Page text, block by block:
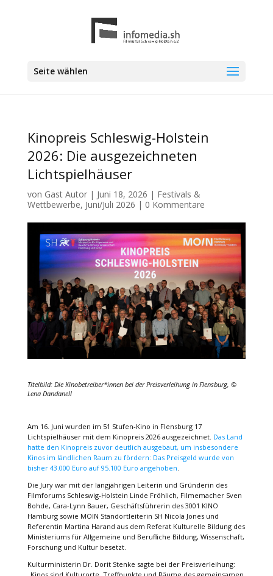
Seite wählen
Kinopreis Schleswig-Holstein
2026: Die ausgezeichneten
Lichtspielhäuser
von Gast Autor| Juni 18, 2026 | Festivals &
Wettbewerbe, Juni/Juli 2026 | 0 Kommentare
Titelbild: Die Kinobetreiber*innen bei der Preisverleihung in Flensburg, ©
Lena Dandanell
Am 16. Juni wurden im 51 Stufen-Kino in Flensburg 17
Lichtspielhäuser mit dem Kinopreis 2026 ausgezeichnet. Das Land
hatte den Kinopreis zuvor deutlich ausgebaut, um insbesondere
Kinos im ländlichen Raum zu fördern: Das Preisgeld wurde von
bisher 43.000 Euro auf 95.100 Euro angehoben
Die Jury war mit der langjährigen Leiterin und Gründerin des
Filmforums Schleswig-Holstein Linde Fröhlich, Filmemacher Sven
Bohde, Cara-Lynn Bauer, Geschäftsführerin des 3001 KINO
Hamburg sowie MOIN Standortleiterin SH Nicola Jones und
Referentin Martina Harand aus dem Referat Kulturelle Bildung des
Ministeriums für Allgemeine und Berufliche Bildung, Wissenschaft,
Forschung und Kultur besetzt.
Kulturministerin Dr. Dorit Stenke sagte bei der Preisverleihung: